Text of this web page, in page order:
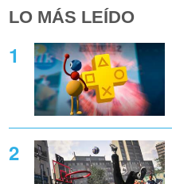
LO MÁS LEÍDO